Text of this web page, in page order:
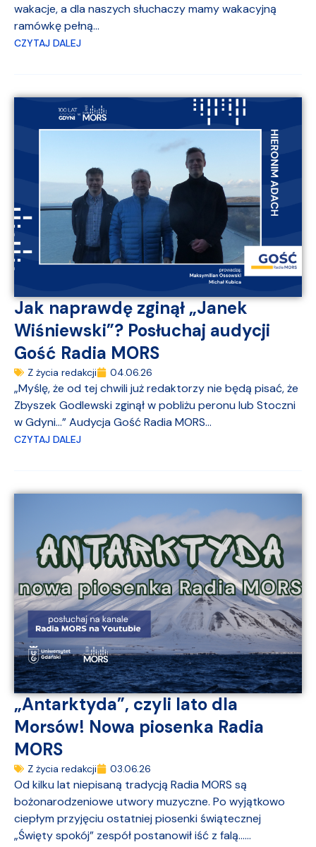
wakacje, a dla naszych słuchaczy mamy wakacyjną
ramówkę pełną...
CZYTAJ DALEJ
Jak naprawdę zginął „Janek
Wiśniewski”? Posłuchaj audycji
Gość Radia MORS
Z życia redakcji 04.06.26
„Myślę, że od tej chwili już redaktorzy nie będą pisać, że
Zbyszek Godlewski zginął w pobliżu peronu lub Stoczni
w Gdyni…” Audycja Gość Radia MORS...
CZYTAJ DALEJ
„Antarktyda”, czyli lato dla
Morsów! Nowa piosenka Radia
MORS
Z życia redakcji 03.06.26
Od kilku lat niepisaną tradycją Radia MORS są
bożonarodzeniowe utwory muzyczne. Po wyjątkowo
ciepłym przyjęciu ostatniej piosenki świątecznej
„Święty spokój” zespół postanowił iść z falą…...